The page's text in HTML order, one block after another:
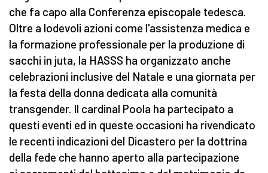
che fa capo alla Conferenza episcopale tedesca.
Oltre a lodevoli azioni come l'assistenza medica e
la formazione professionale per la produzione di
sacchi in juta, la HASSS ha organizzato anche
celebrazioni inclusive del Natale e una giornata per
la festa della donna dedicata alla comunità
transgender. Il cardinal Poola ha partecipato a
questi eventi ed in queste occasioni ha rivendicato
le recenti indicazioni del Dicastero per la dottrina
della fede che hanno aperto alla partecipazione